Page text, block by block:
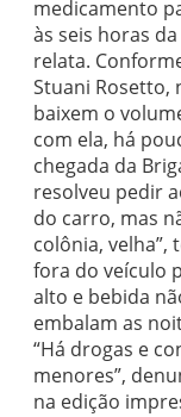
medicamento
às seis horas
relata.
Stuani Rosetto,
baixem o
com ela, há
chegada da
resolveu pedir
do carro, mas
colônia, velha”,
fora do veículo
alto e bebida
embalam as
“Há drogas e
menores”,
na edição